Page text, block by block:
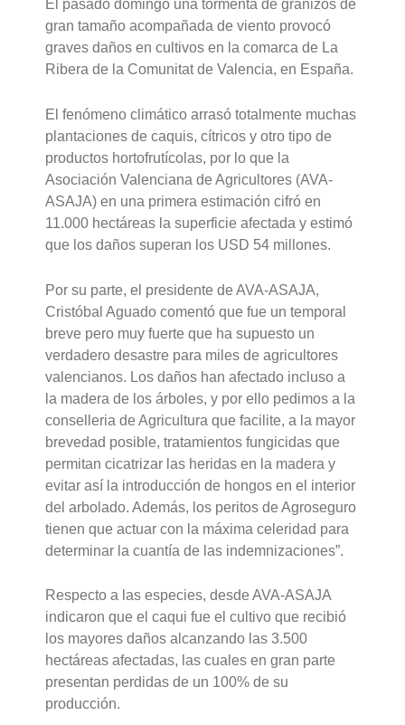
El pasado domingo una tormenta de granizos de
gran tamaño acompañada de viento provocó
graves daños en cultivos en la comarca de La
Ribera de la Comunitat de Valencia, en España.
El fenómeno climático arrasó totalmente muchas
plantaciones de caquis, cítricos y otro tipo de
productos hortofrutícolas, por lo que la
Asociación Valenciana de Agricultores (AVA-
ASAJA) en una primera estimación cifró en
11.000 hectáreas la superficie afectada y estimó
que los daños superan los USD 54 millones.
Por su parte, el presidente de AVA-ASAJA,
Cristóbal Aguado comentó que fue un temporal
breve pero muy fuerte que ha supuesto un
verdadero desastre para miles de agricultores
valencianos. Los daños han afectado incluso a
la madera de los árboles, y por ello pedimos a la
conselleria de Agricultura que facilite, a la mayor
brevedad posible, tratamientos fungicidas que
permitan cicatrizar las heridas en la madera y
evitar así la introducción de hongos en el interior
del arbolado. Además, los peritos de Agroseguro
tienen que actuar con la máxima celeridad para
determinar la cuantía de las indemnizaciones”.
Respecto a las especies, desde AVA-ASAJA
indicaron que el caqui fue el cultivo que recibió
los mayores daños alcanzando las 3.500
hectáreas afectadas, las cuales en gran parte
presentan perdidas de un 100% de su
producción.